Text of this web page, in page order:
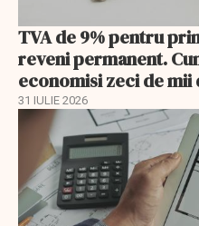
TVA de 9% pentru
reveni permanent.
economisi zeci de mii
31 IULIE 2026